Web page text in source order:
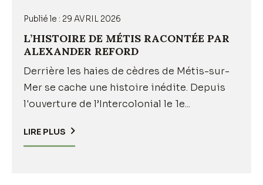
Publié le : 29 AVRIL 2026
L’HISTOIRE DE MÉTIS RACONTÉE PAR
ALEXANDER REFORD
Derrière les haies de cèdres de Métis-sur-
Mer se cache une histoire inédite. Depuis
l'ouverture de l’Intercolonial le 1e...
LIRE PLUS